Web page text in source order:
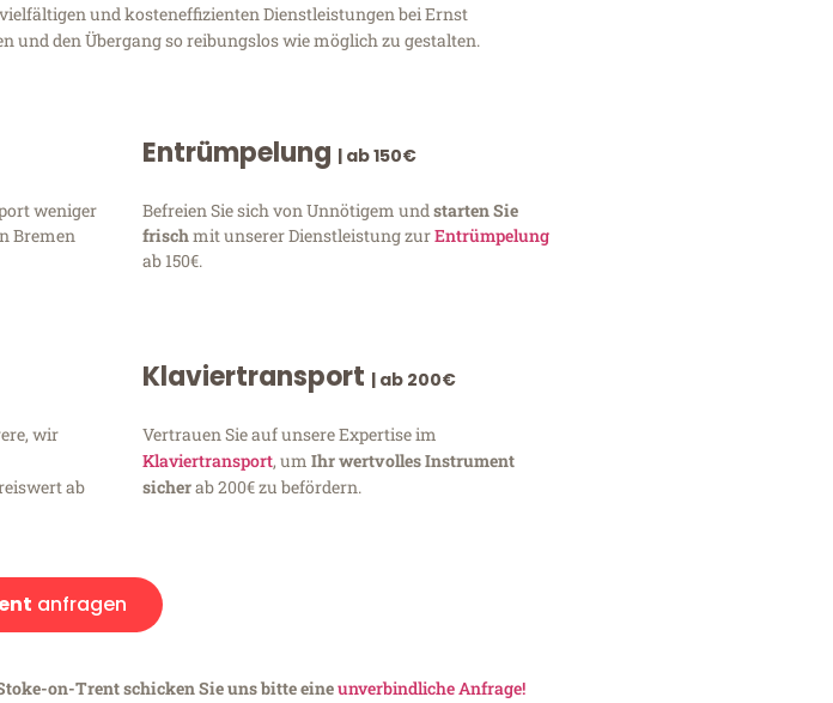
und kosteneffizienten Dienstleistungen bei Ernst
und den Übergang so reibungslos wie möglich zu gestalten.
weniger
Bremen
Entrümpelung | ab 150€
Befreien Sie sich von Unnötigem und starten Sie
frischmit unserer Dienstleistung zurEntrümpelung
ab 150€.
wir
ab
Klaviertransport | ab 200€
Vertrauen Sie auf unsere Expertise im
Klaviertransport, um Ihr wertvolles Instrument
sicherab 200€ zu befördern.
anfragen
on-Trent schicken Sie uns bitte eineunverbindliche Anfrage!